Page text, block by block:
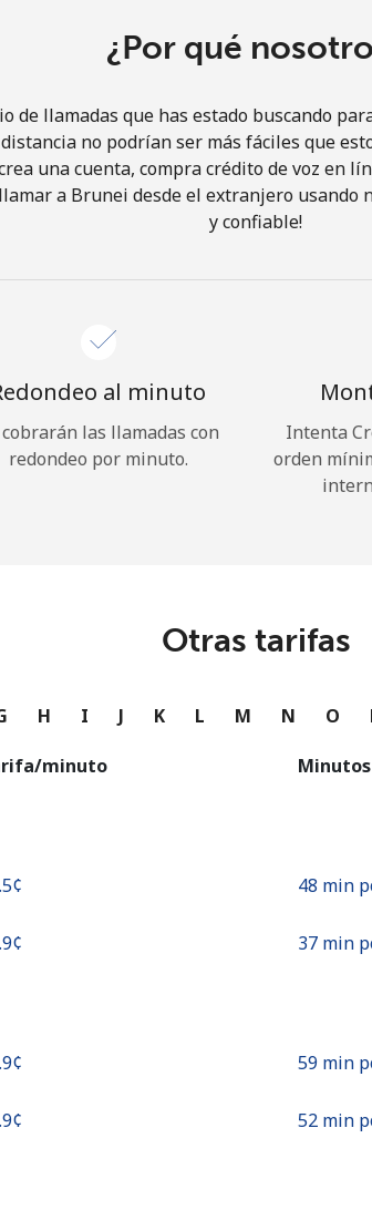
acuerdo con estos
Términos y
Únete
¡Hola!
Iniciar Sesión
Continuar con
¿Por qué
de llamadas que has estado buscando
no podrían ser más fáciles que
una cuenta, compra crédito de voz en
a Brunei desde el extranjero
y confiable!
al minuto
cobrarán las llamadas con
redondeo por minuto.
Intenta
orden
Otras tarifas
H I J K L M N O
minuto
48 min
37 min
59 min
52 min